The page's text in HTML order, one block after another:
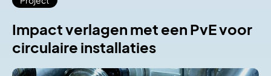
Impact verlagen met een PvE voor
circulaire installaties